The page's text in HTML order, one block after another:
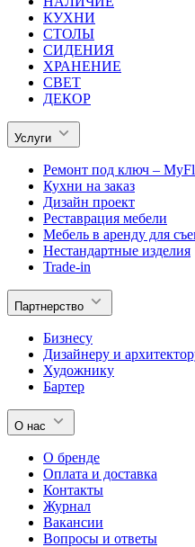
КУХНИ
СТОЛЫ
СИДЕНИЯ
ХРАНЕНИЕ
СВЕТ
ДЕКОР
Услуги
Ремонт под ключ –
Кухни на заказ
Дизайн проект
Реставрация мебели
Мебель в аренду для
Нестандартные изделия
Trade-in
Партнерство
Бизнесу
Дизайнеру и
Художнику
Бартер
О нас
О бренде
Оплата и доставка
Контакты
Журнал
Вакансии
Вопросы и ответы